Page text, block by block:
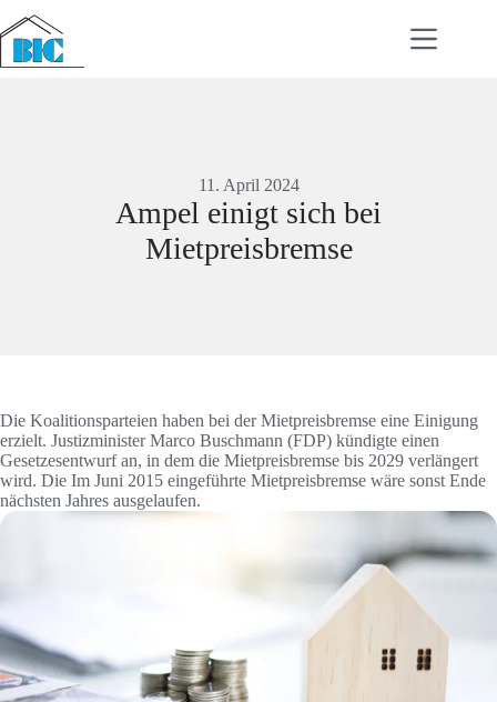
Inhalt
springen
11. April 2024
Ampel einigt sich bei
Mietpreisbremse
Die Koalitionsparteien haben bei der Mietpreisbremse eine Einigung
erzielt. Justizminister Marco Buschmann (FDP) kündigte einen
Gesetzesentwurf an, in dem die Mietpreisbremse bis 2029 verlängert
wird. Die Im Juni 2015 eingeführte Mietpreisbremse wäre sonst Ende
nächsten Jahres ausgelaufen.